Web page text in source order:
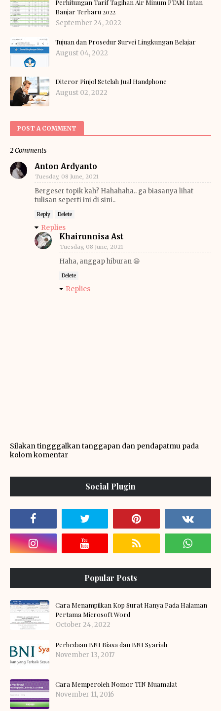
Perhitungan Tarif Tagihan Air Minum PTAM Intan
Banjar Terbaru 2022
September 24, 2022
Tujuan dan Prosedur Survei Lingkungan Belajar
August 04, 2022
Diteror Pinjol Setelah Jual Handphone
August 02, 2022
POST A COMMENT
2 Comments
Anton Ardyanto
Tuesday, 08 June, 2021
Bergeser topik kah? Hahahaha.. ga biasanya lihat
tulisan seperti ini di sini..
Reply Delete
Replies
Khairunnisa Ast
Tuesday, 08 June, 2021
Haha, anggap hiburan 😄
Delete
Replies
Silakan tingggalkan tanggapan dan pendapatmu pada
kolom komentar
Social Plugin
Popular Posts
Cara Menampilkan Kop Surat Hanya Pada Halaman
Pertama Microsoft Word
October 24, 2022
Perbedaan BNI Biasa dan BNI Syariah
November 13, 2017
Cara Memperoleh Nomor TIN Muamalat
November 11, 2016